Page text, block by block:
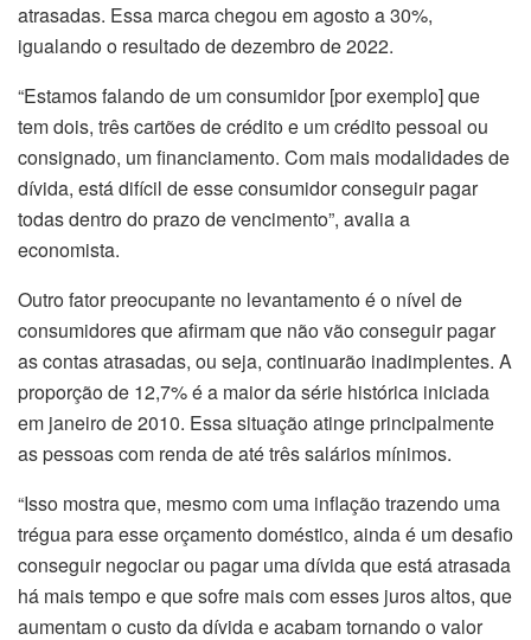
atrasadas. Essa marca chegou em agosto a 30%,
igualando o resultado de dezembro de 2022.
“Estamos falando de um consumidor [por exemplo] que
tem dois, três cartões de crédito e um crédito pessoal ou
consignado, um financiamento. Com mais modalidades de
dívida, está difícil de esse consumidor conseguir pagar
todas dentro do prazo de vencimento”, avalia a
economista.
Outro fator preocupante no levantamento é o nível de
consumidores que afirmam que não vão conseguir pagar
as contas atrasadas, ou seja, continuarão inadimplentes. A
proporção de 12,7% é a maior da série histórica iniciada
em janeiro de 2010. Essa situação atinge principalmente
as pessoas com renda de até três salários mínimos.
“Isso mostra que, mesmo com uma inflação trazendo uma
trégua para esse orçamento doméstico, ainda é um desafio
conseguir negociar ou pagar uma dívida que está atrasada
há mais tempo e que sofre mais com esses juros altos, que
aumentam o custo da dívida e acabam tornando o valor